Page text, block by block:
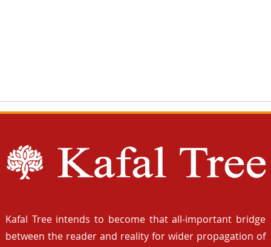
Kafal Tree intends to become that all-important bridge
between the reader and reality for wider propagation of